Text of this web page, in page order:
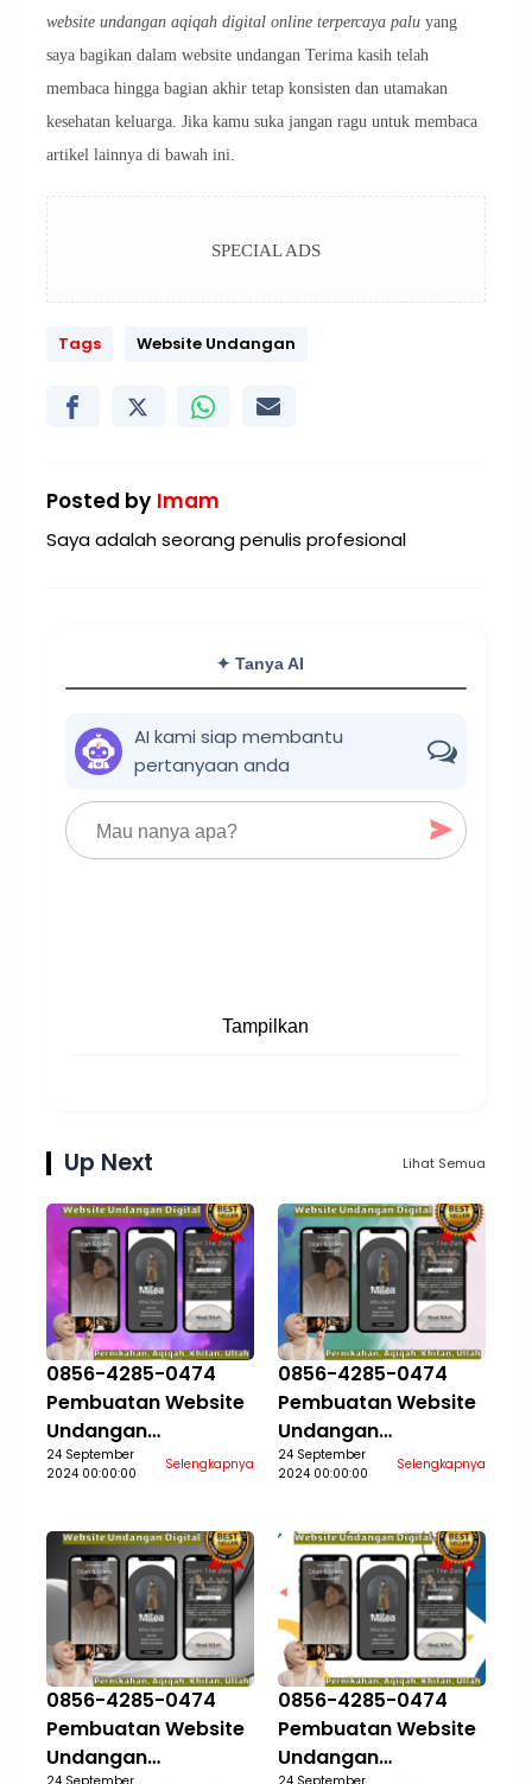
website undangan aqiqah digital online terpercaya paluyang
saya bagikan dalam website undangan Terima kasih telah
membaca hingga bagian akhir tetap konsisten dan utamakan
kesehatan keluarga. Jika kamu suka jangan ragu untuk membaca
artikel lainnya di bawah ini.
SPECIAL ADS
Tags Website Undangan
Posted by Imam
Saya adalah seorang penulis profesional
✦ Tanya AI
AI kami siap membantu
pertanyaan anda
Tampilkan
Up Next Lihat Semua
0856-4285-0474
Pembuatan Website
Undangan
Pernikahan Aqiqah
Khitan Ultah Jasa
24 September
2024 00:00:00
Selengkapnya
0856-4285-0474
Pembuatan Website
Undangan
Pernikahan Aqiqah
Khitan Ultah Jasa
24 September
2024 00:00:00
Selengkapnya
0856-4285-0474
Pembuatan Website
Undangan
0856-4285-0474
Pembuatan Website
Undangan